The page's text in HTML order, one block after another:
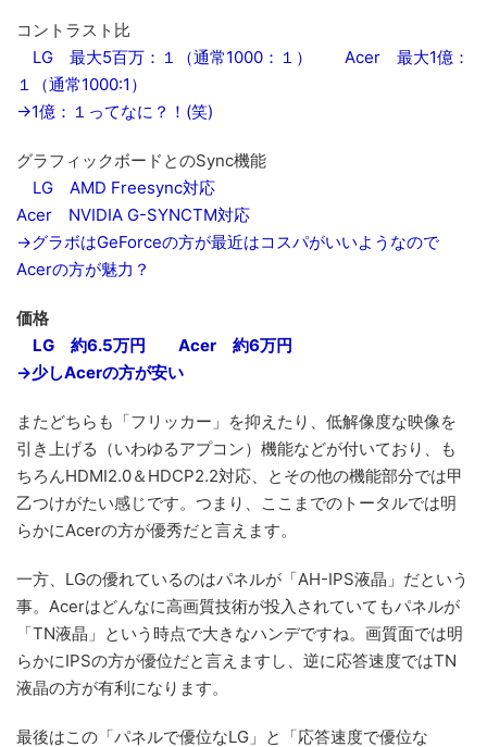
コントラスト比
LG 最大5百万：１（通常1000：１） Acer 最大1億：
１（通常1000:1）
→1億：１ってなに？！(笑)
グラフィックボードとのSync機能
LG AMD Freesync対応
Acer NVIDIA G-SYNCTM対応
→グラボはGeForceの方が最近はコスパがいいようなので
Acerの方が魅力？
価格
LG 約6.5万円 Acer 約6万円
→少しAcerの方が安い
またどちらも「フリッカー」を抑えたり、低解像度な映像を
引き上げる（いわゆるアプコン）機能などが付いており、も
ちろんHDMI2.0＆HDCP2.2対応、とその他の機能部分では甲
乙つけがたい感じです。つまり、ここまでのトータルでは明
らかにAcerの方が優秀だと言えます。
一方、LGの優れているのはパネルが「AH-IPS液晶」だという
事。Acerはどんなに高画質技術が投入されていてもパネルが
「TN液晶」という時点で大きなハンデですね。画質面では明
らかにIPSの方が優位だと言えますし、逆に応答速度ではTN
液晶の方が有利になります。
最後はこの「パネルで優位なLG」と「応答速度で優位な